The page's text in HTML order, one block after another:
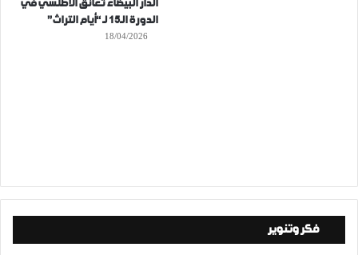
الدار البيضاء تعانق الأطلسي في
الدورة الـ15 لـ “أيام التراث”
18/04/2026
فكر وتنوير